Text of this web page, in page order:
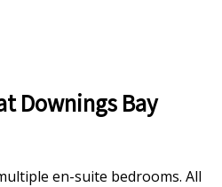
Downings Bay
en-suite bedrooms. All